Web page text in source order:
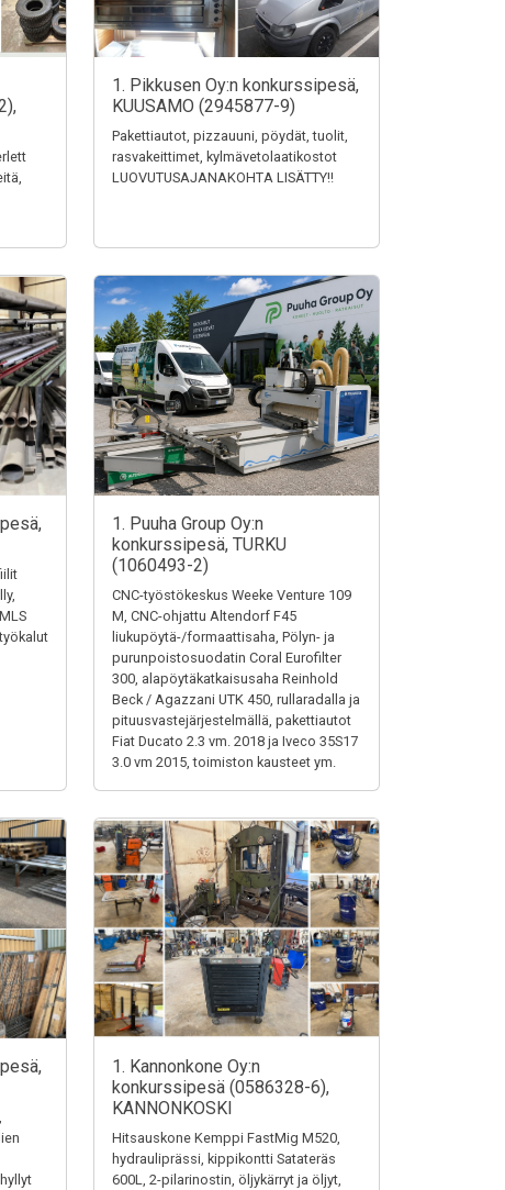
1. Pikkusen Oy:n konkurssipesä,
KUUSAMO (2945877-9)
Pakettiautot, pizzauuni, pöydät, tuolit,
rasvakeittimet, kylmävetolaatikostot
LUOVUTUSAJANAKOHTA LISÄTTY!!
1. Puuha Group Oy:n
konkurssipesä, TURKU
(1060493-2)
CNC-työstökeskus Weeke Venture 109
M, CNC-ohjattu Altendorf F45
liukupöytä-/formaattisaha, Pölyn- ja
purunpoistosuodatin Coral Eurofilter
300, alapöytäkatkaisusaha Reinhold
Beck / Agazzani UTK 450, rullaradalla ja
pituusvastejärjestelmällä, pakettiautot
Fiat Ducato 2.3 vm. 2018 ja Iveco 35S17
3.0 vm 2015, toimiston kausteet ym.
1. Kannonkone Oy:n
konkurssipesä (0586328-6),
KANNONKOSKI
Hitsauskone Kemppi FastMig M520,
hydrauliprässi, kippikontti Satateräs
600L, 2-pilarinostin, öljykärryt ja öljyt,